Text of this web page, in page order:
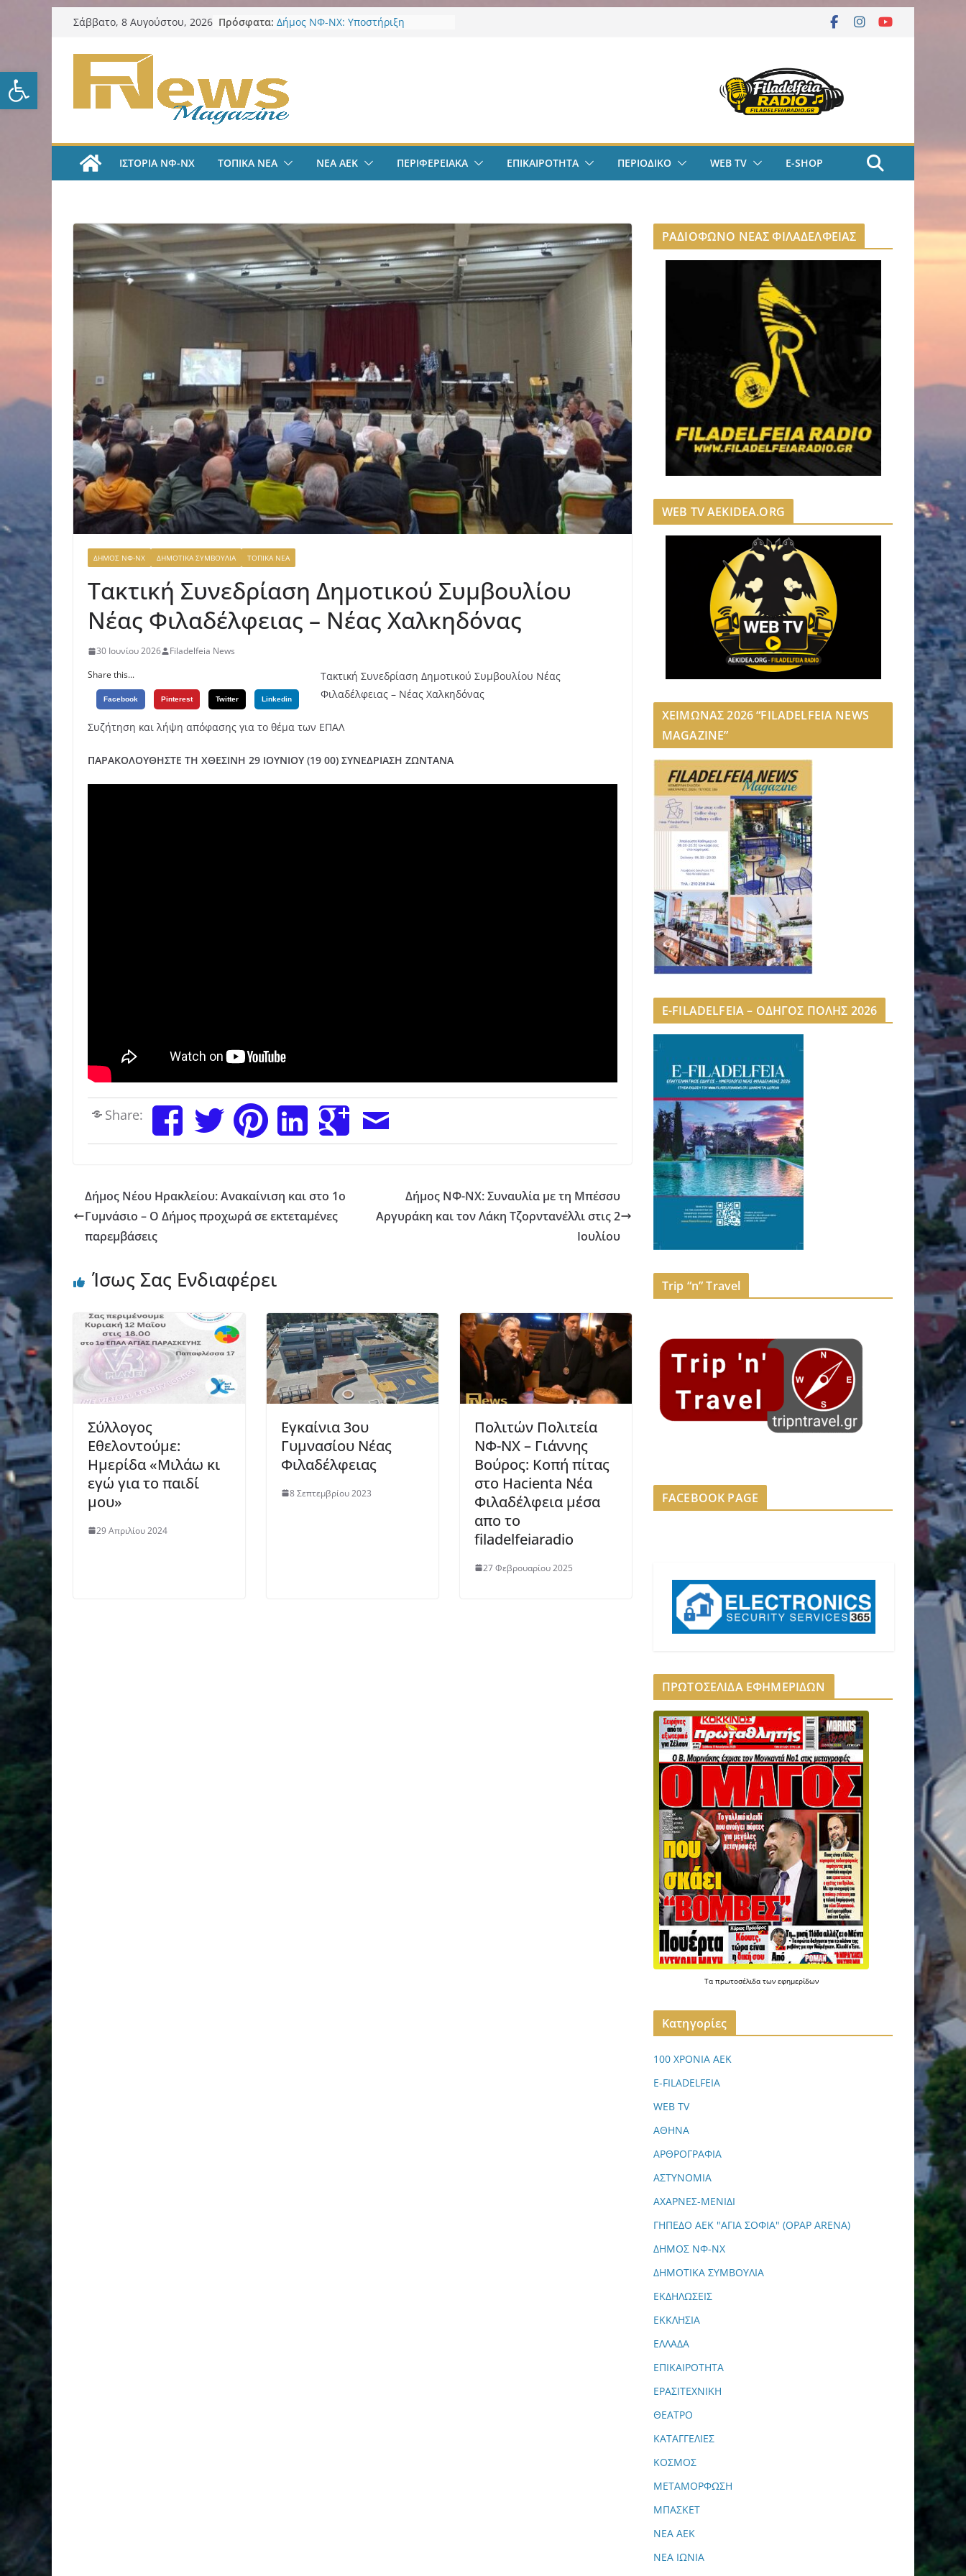
Ανοίξτε τη γραμμή εργαλείων
Μετάβαση
περιεχόμενο
Σάββατο, 8 Αυγούστου, 2026 Πρόσφατα: Δήμος ΝΦ-ΝΧ: Υποστήριξη
#35 | “Όλες οι εξελίξεις στην ΑΕΚ”
μέσα από το filadelfeiaradio & web
tv
League» – Η ξεχωριστή υποδοχή
του Μάριου Ηλιόπουλου
Κατερίνας Χαζλαρή
ΙΣΤΟΡΙΑ ΝΦ-ΝΧ ΤΟΠΙΚΑ ΝΕΑ ΝΕΑ ΑΕΚ ΠΕΡΙΦΕΡΕΙΑΚΑ ΕΠΙΚΑΙΡΟΤΗΤΑ ΠΕΡΙΟΔΙΚΟ WEB TV E-SHOP
ΔΗΜΟΣ ΝΦ-ΝΧ ΔΗΜΟΤΙΚΑ ΣΥΜΒΟΥΛΙΑ ΤΟΠΙΚΑ ΝΕΑ
Τακτική Συνεδρίαση Δημοτικού Συμβουλίου
Νέας Φιλαδέλφειας – Νέας Χαλκηδόνας
30 Ιουνίου 2026
Filadelfeia News
Share this...
Facebook Pinterest Twitter Linkedin
Τακτική Συνεδρίαση Δημοτικού Συμβουλίου Νέας
Φιλαδέλφειας – Νέας Χαλκηδόνας
Συζήτηση και λήψη απόφασης για το θέμα των ΕΠΑΛ
ΠΑΡΑΚΟΛΟΥΘΗΣΤΕ ΤΗ ΧΘΕΣΙΝΗ 29 ΙΟΥΝΙΟΥ (19 00) ΣΥΝΕΔΡΙΑΣΗ ΖΩΝΤΑΝΑ
Share:
Δήμος Νέου Ηρακλείου: Ανακαίνιση και στο 1ο
Γυμνάσιο – Ο Δήμος προχωρά σε εκτεταμένες
παρεμβάσεις
Δήμος ΝΦ-ΝΧ: Συναυλία με τη Μπέσσυ
Αργυράκη και τον Λάκη Τζορντανέλλι στις 2
Ιουλίου
Ίσως Σας Ενδιαφέρει
Σύλλογος
Εθελοντούμε:
Ημερίδα «Μιλάω κι
εγώ για το παιδί
μου»
29 Απριλίου 2024
Εγκαίνια 3ου
Γυμνασίου Νέας
Φιλαδέλφειας
8 Σεπτεμβρίου 2023
Πολιτών Πολιτεία
ΝΦ-ΝΧ – Γιάννης
Βούρος: Κοπή πίτας
στο Hacienta Νέα
Φιλαδέλφεια μέσα
απο το
filadelfeiaradio
27 Φεβρουαρίου 2025
ΡΑΔΙΟΦΩΝΟ ΝΕΑΣ ΦΙΛΑΔΕΛΦΕΙΑΣ
WEB TV AEKIDEA.ORG
ΧΕΙΜΩΝΑΣ 2026 “FILADELFEIA NEWS
MAGAZINE”
E-FILADELFEIA – ΟΔΗΓΟΣ ΠΟΛΗΣ 2026
Trip “n” Travel
FACEBOOK PAGE
ΠΡΩΤΟΣΕΛΙΔΑ ΕΦΗΜΕΡΙΔΩΝ
Τα πρωτοσέλιδα των εφημερίδων
Kατηγορίες
100 ΧΡΟΝΙΑ ΑΕΚ
E-FILADELFEIA
WEB TV
ΑΘΗΝΑ
ΑΡΘΡΟΓΡΑΦΙΑ
ΑΣΤΥΝΟΜΙΑ
ΑΧΑΡΝΕΣ-ΜΕΝΙΔΙ
ΓΗΠΕΔΟ ΑΕΚ "ΑΓΙΑ ΣΟΦΙΑ" (OPAP ARENA)
ΔΗΜΟΣ ΝΦ-ΝΧ
ΔΗΜΟΤΙΚΑ ΣΥΜΒΟΥΛΙΑ
ΕΚΔΗΛΩΣΕΙΣ
ΕΚΚΛΗΣΙΑ
ΕΛΛΑΔΑ
ΕΠΙΚΑΙΡΟΤΗΤΑ
ΕΡΑΣΙΤΕΧΝΙΚΗ
ΘΕΑΤΡΟ
ΚΑΤΑΓΓΕΛΙΕΣ
ΚΟΣΜΟΣ
ΜΕΤΑΜΟΡΦΩΣΗ
ΜΠΑΣΚΕΤ
ΝΕΑ ΑΕΚ
ΝΕΑ ΙΩΝΙΑ